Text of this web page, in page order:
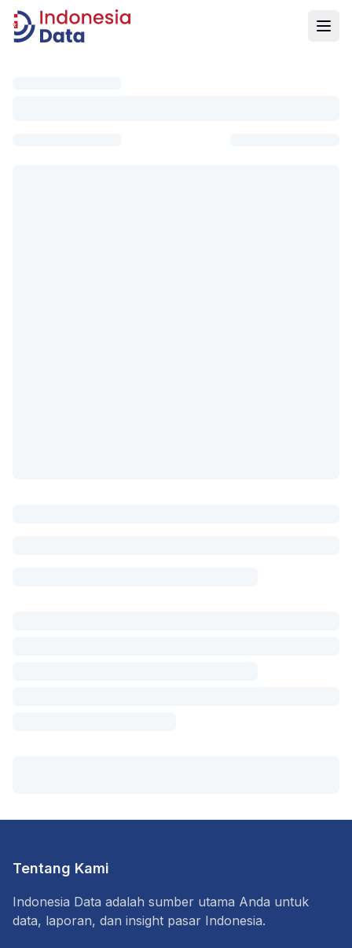
Indonesia Data
Tentang Kami
Indonesia Data adalah sumber utama Anda untuk
data, laporan, dan insight pasar Indonesia.